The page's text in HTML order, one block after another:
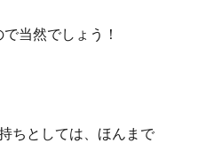
当然でしょう！
ちとしては、ほんまで